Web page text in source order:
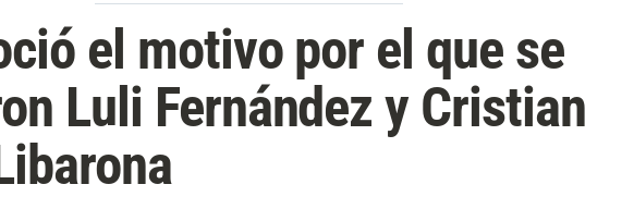
el motivo por el que se
Luli Fernández y Cristian